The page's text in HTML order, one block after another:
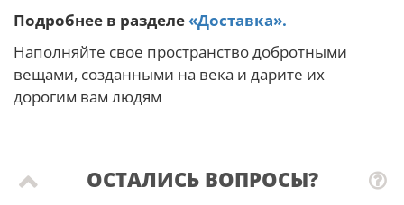
Подробнее в разделе «Доставка».
Наполняйте свое пространство добротными
вещами, созданными на века и дарите их
дорогим вам людям
ОСТАЛИСЬ ВОПРОСЫ?